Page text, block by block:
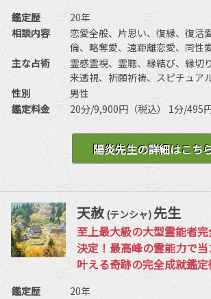
鑑定歴
20年
相談内容
恋愛全般、片思い、復縁、復活
倫、略奪愛、遠距離恋愛、同性
婚、夫婦問題、家庭/家族問題、
介護、引っ越し、仕事全般、適
間関係、相性、相手の気持ち、
勢、健康、金銭、動物、失せ物
主な占術
霊感霊視、霊聴、縁結び、縁切
来透視、祈願祈祷、スピチュア
波動修正、思念伝達、引き寄せ
ング、前世・過去世、守護霊対
性別
男性
鑑定料金
20分/9,900円（税込） 1分/495円
陽炎先生の詳細はこち
天赦(テンシャ)先生
至上最大級の大型霊能者
決定！最高峰の霊能力で当
叶える奇跡の完全成就鑑
鑑定歴
20年